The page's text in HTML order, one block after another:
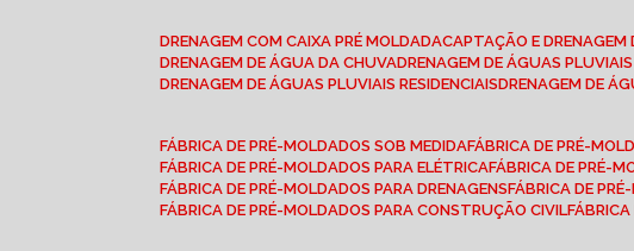
DRENAGEM COM CAIXA PRÉ MOLDADA CAPTAÇÃO E
DRENAGEM DE ÁGUA DA CHUVA DRENAGEM DE ÁGUAS
DRENAGEM DE ÁGUAS PLUVIAIS RESIDENCIAIS DRENAGEM DE
FÁBRICA DE PRÉ-MOLDADOS SOB MEDIDA FÁBRICA DE PRÉ-
FÁBRICA DE PRÉ-MOLDADOS PARA ELÉTRICA FÁBRICA DE PRÉ-
FÁBRICA DE PRÉ-MOLDADOS PARA DRENAGENS FÁBRICA DE
FÁBRICA DE PRÉ-MOLDADOS PARA CONSTRUÇÃO CIVIL